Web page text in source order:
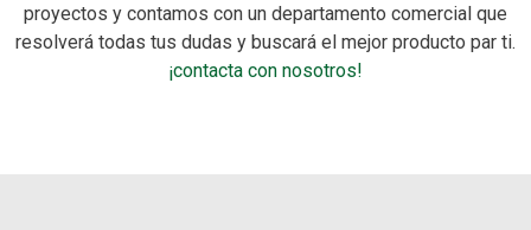
proyectos y contamos con un departamento comercial que
resolverá todas tus dudas y buscará el mejor producto par ti.
¡contacta con nosotros!